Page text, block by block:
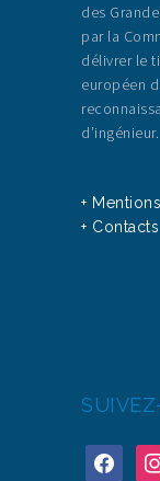
des
par la
délivrer le
européen
d’ingénieur.
+
+ Contacts